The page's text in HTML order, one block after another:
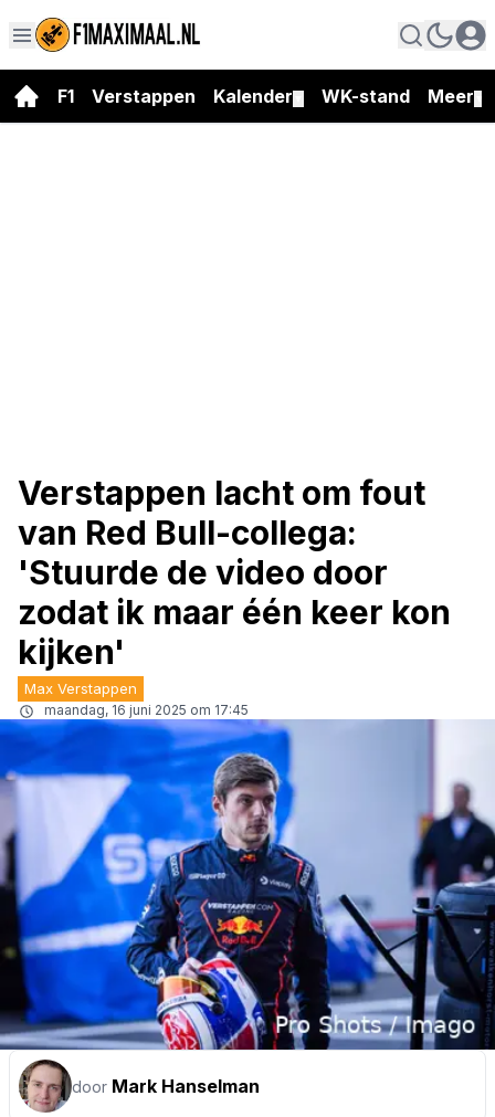
F1 Verstappen Kalender WK-stand Meer
Verstappen lacht om fout
van Red Bull-collega:
'Stuurde de video door
zodat ik maar één keer kon
kijken'
Max Verstappen
maandag, 16 juni 2025 om 17:45
door Mark Hanselman